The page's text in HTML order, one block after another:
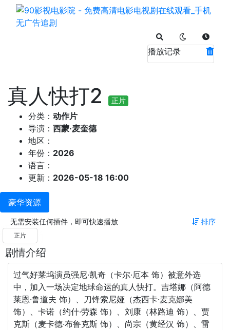
播放记录
真人快打2 正片
分类： 动作片
导演： 西蒙·麦奎德
地区：
年份： 2026
语言：
更新： 2026-05-18 16:00
豪华资源
无需安装任何插件，即可快速播放 排序
正片
剧情介绍
过气好莱坞演员强尼·凯奇（卡尔·厄本 饰）被意外选
中，加入一场决定地球命运的真人快打。吉塔娜（阿德
莱恩·鲁道夫 饰）、刀锋索尼娅（杰西卡·麦克娜美
饰）、卡诺（约什·劳森 饰）、刘康（林路迪 饰）、贾
克斯（麦卡德·布鲁克斯 饰）、尚宗（黄经汉 饰）、雷